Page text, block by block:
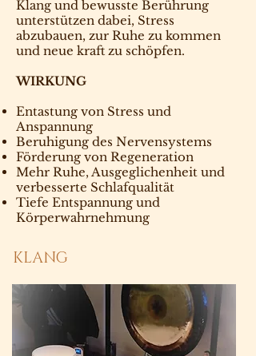
Klang und bewusste Berührung
unterstützen dabei, Stress
abzubauen, zur Ruhe zu kommen
und neue kraft zu schöpfen.
WIRKUNG
Entastung von Stress und
Anspannung
Beruhigung des Nervensystems
Förderung von Regeneration
Mehr Ruhe, Ausgeglichenheit und
verbesserte Schlafqualität
Tiefe Entspannung und
Körperwahrnehmung
KLANG